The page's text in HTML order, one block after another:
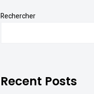
Rechercher
Recent Posts